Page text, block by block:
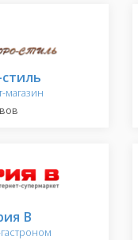
магазин
В